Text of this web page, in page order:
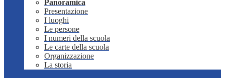
Panoramica
Presentazione
I luoghi
Le persone
I numeri della scuola
Le carte della scuola
Organizzazione
La storia